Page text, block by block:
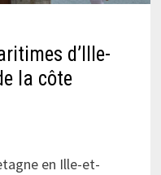
d’Ille-
la côte
en Ille-et-